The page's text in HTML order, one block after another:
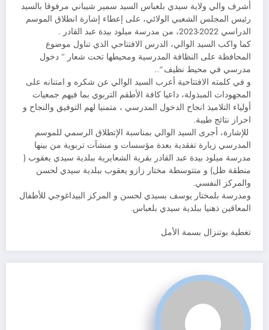
أشرف والي ولاية سيدي بلعباس السيد سمير شيباني مرفوقا بالسيد
رئيس المجلس الشعبي الولائي، على إعطاء إشارة انطلاق الموسم
الدراسي 2022-2023، من مدرسة ميلود بيدة عبد القادر .
كما واكب السيد الوالي، الدرس الافتتاحي الذي تناول موضوع
المحافظة على النظافة المدرسية ومحيطها تحت شعار ” دخول
مدرسي في محيط نظيف “..
و في كلمته الافتتاحية أعرب السيد الوالي عن شكره و امتنانه على
المجهودات المبذولة، داعيا كافة الأطقم التربوي بما فيهم جمعيات
أولياء التلاميذ انجاح الدخول المدرسي ، متمنيا لهم التوفيق والنجاح و
احراز نتائج طيبة.
️ للإشارة، أجرى السيد الوالي بمناسبة الإتطلاق الرسمي للموسم
المدرسي زيارة تفقدية بعدة مؤسسات و منشآت تربوية من بينها
مدرسة ميلود بيدة عبد القادر بقرية الشعايرية ببلدية سيدي يعقوب (
منطقة ظل) و متتوسطة مختار زازو يعقوب ببلدية سيدي لحسن
والمركز النفسي.
ومدرسة بلمختار يوسف بسيدي لحسن و المركز البيداغوجي للأطفال
المعاقين ذهنيا ببلدية سيدي بلعباس.
تغطية بوتنزال بسمة الأمل